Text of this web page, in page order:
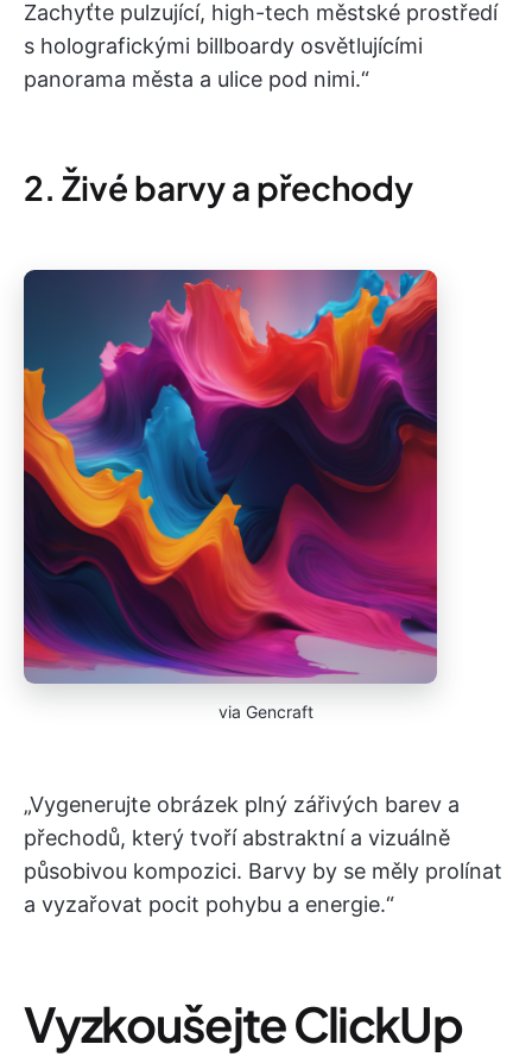
Zachyťte pulzující, high-tech městské prostředí
s holografickými billboardy osvětlujícími
panorama města a ulice pod nimi.“
2. Živé barvy a přechody
via Gencraft
„Vygenerujte obrázek plný zářivých barev a
přechodů, který tvoří abstraktní a vizuálně
působivou kompozici. Barvy by se měly prolínat
a vyzařovat pocit pohybu a energie.“
Vyzkoušejte ClickUp